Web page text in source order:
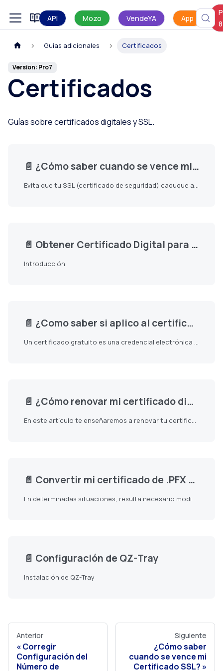
Manual de uso
API Mozo VendeYA App
8
Guias adicionales Certificados
Version: Pro7
Certificados
Guías sobre certificados digitales y SSL.
📄️ ¿Cómo saber cuando se vence mi Certificado SSL?
Evita que tu SSL (certificado de seguridad) caduque antes de tiempo. Debes estar atento a su fecha de vencimiento. Sigue estos pasos para saber cuándo se vence tu certificado y asegurar una renovación oportuna:
📄️ Obtener Certificado Digital para Facturar Electrónicamente en Perú
Introducción
📄️ ¿Como saber si aplico al certificado gratuito?
Un certificado gratuito es una credencial electrónica que garantiza la identidad del contribuyente para emitir cualquier tipo de comprobante de pago electrónico.
📄️ ¿Cómo renovar mi certificado digital con SUNAT?
En este artículo te enseñaremos a renovar tu certificado digital.
📄️ Convertir mi certificado de .PFX o .P12 a formato .CER
En determinadas situaciones, resulta necesario modificar el formato de un certificado. Si deseas cambiar el formato de tu certificado desde .PFX o .P12 al formato .CER, ingrese al siguiente enlace:
📄️ Configuración de QZ-Tray
Instalación de QZ-Tray
Anterior
Corregir
Configuración del
Número de
Siguiente
¿Cómo saber
cuando se vence mi
Certificado SSL?